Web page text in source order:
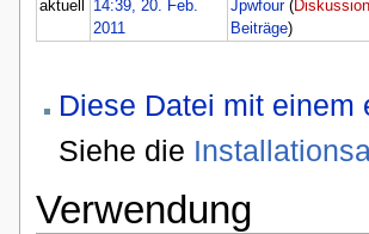
aktuell
14:39, 20. Feb.
2011
Jpwfour(
Beiträge)
Diese Datei mit einem
Siehe die
Verwendung